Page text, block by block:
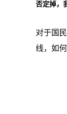
否定掉，
对于国
线，如